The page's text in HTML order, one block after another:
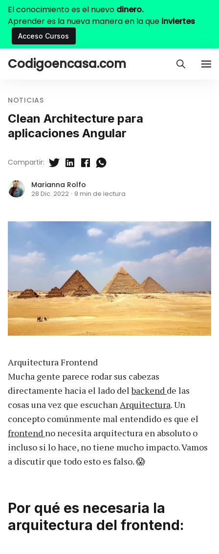
El conocimiento es el nuevo dinero.
Aprender es la nueva manera en la que inviertes
Acceso Cursos
Codigoencasa.com
NOTICIAS
Clean Architecture para
aplicaciones Angular
Marianna Rolfo
28 Dic. 2022 · 9 min de lectura
Compartir:
Arquitectura Frontend
Mucha gente parece rodar sus cabezas
directamente hacia el lado delbackend de las
cosas una vez que escuchanArquitectura. Un
concepto comúnmente mal entendido es que el
frontend no necesita arquitectura en absoluto o
incluso si lo hace, no tiene mucho impacto. Vamos
a discutir que todo esto es falso. 😱
Por qué es necesaria la
arquitectura del frontend: